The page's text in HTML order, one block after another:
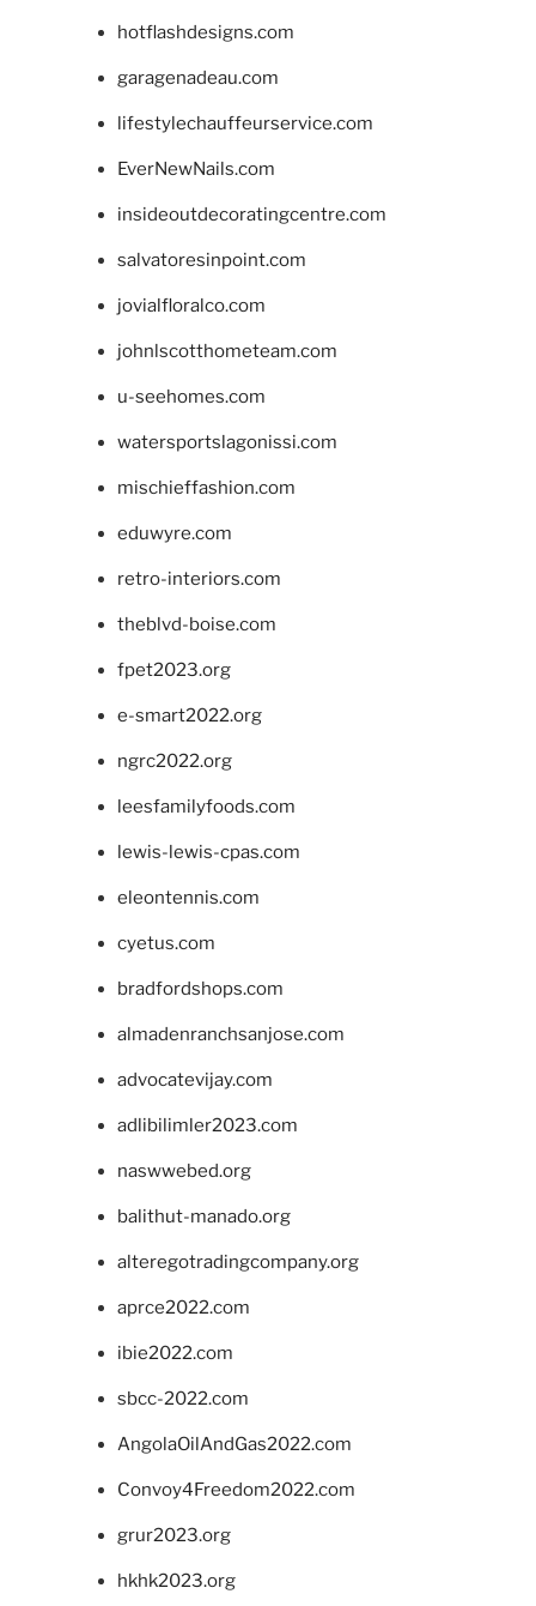
hotflashdesigns.com
garagenadeau.com
lifestylechauffeurservice.com
EverNewNails.com
insideoutdecoratingcentre.com
salvatoresinpoint.com
jovialfloralco.com
johnlscotthometeam.com
u-seehomes.com
watersportslagonissi.com
mischieffashion.com
eduwyre.com
retro-interiors.com
theblvd-boise.com
fpet2023.org
e-smart2022.org
ngrc2022.org
leesfamilyfoods.com
lewis-lewis-cpas.com
eleontennis.com
cyetus.com
bradfordshops.com
almadenranchsanjose.com
advocatevijay.com
adlibilimler2023.com
naswwebed.org
balithut-manado.org
alteregotradingcompany.org
aprce2022.com
ibie2022.com
sbcc-2022.com
AngolaOilAndGas2022.com
Convoy4Freedom2022.com
grur2023.org
hkhk2023.org